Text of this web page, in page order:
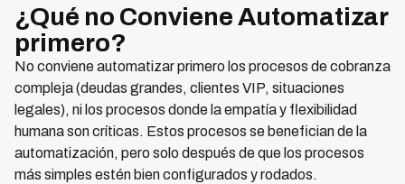
¿Qué no Conviene Automatizar
primero?
No conviene automatizar primero los procesos de cobranza
compleja (deudas grandes, clientes VIP, situaciones
legales), ni los procesos donde la empatía y flexibilidad
humana son críticas. Estos procesos se benefician de la
automatización, pero solo después de que los procesos
más simples estén bien configurados y rodados.